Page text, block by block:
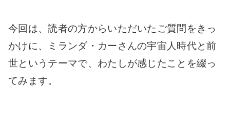
今回は、読者の方からいただいたご質問をきっ
かけに、ミランダ・カーさんの宇宙人時代と前
世というテーマで、わたしが感じたことを綴っ
てみます。